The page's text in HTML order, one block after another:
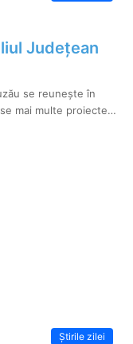
Județean
se reunește în
mai multe proiecte…
Știrile zilei